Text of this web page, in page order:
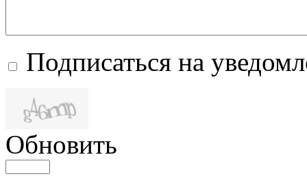
Подписаться на
Обновить